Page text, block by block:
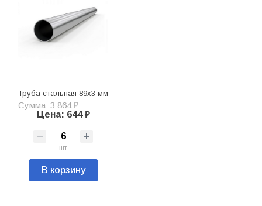
Труба стальная 89х3 мм
Сумма: 3 864 ₽
Цена: 644 ₽
шт
В корзину